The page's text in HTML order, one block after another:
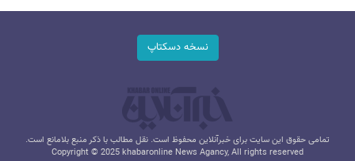
نسخه دسکتاپ
تمامی حقوق این سایت برای خبرآنلاین محفوظ است. نقل مطالب با ذکر منبع بلامانع است.
Copyright © 2025 khabaronline News Agancy, All rights reserved